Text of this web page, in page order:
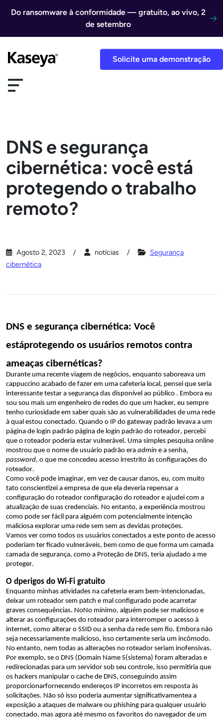
Do ransomware à conformidade — gratuito, ao vivo, 2
de setembro
Solicite uma demonstração
DNS e segurança
cibernética: você está
protegendo o trabalho
remoto?
Agosto 2, 2023 notícias
Segurança
cibernética
DNS e segurança cibernética: Você
estáprotegendo os usuários remotos contra
ameaças cibernéticas?
Durante uma recente viagem de negócios, enquanto saboreava um
cappuccino acabado de fazer em uma cafeteria local, pensei que seria
interessante testar a segurança das disponível ao público . Embora eu
sou sou mais um engenheiro de redes do que um hacker, eu sempre
tenho curiosidade em saber quais são as vulnerabilidades de uma rede
à qual estou conectado.
página de login padrão página de login padrão do roteador, percebi
que o roteador poderia estar vulnerável.
mostrou que o nome de usuário padrão era admin
password, o que me concedeu acesso irrestrito às configurações do
roteador.
Como você pode imaginar, em vez de causar danos, eu, com muito
tato conscientizei a empresa de que ela deveria repensar a
configuração do roteador configuração do roteador e ajudei
atualização de suas credenciais. No entanto, a experiência mostrou
como pode ser fácil para alguém com potencialmente intenção
maliciosa explorar uma rede sem sem as devidas proteções.
Vamos ver como todos os usuários conectados a este ponto de acesso
poderiam ter ficado vulneráveis, bem como de que forma um camada
camada de segurança, como a Proteção de DNS, teria ajudado a me
proteger.
O dperigos do Wi-Fi gratuito
Enquanto minhas atividades na cafeteria eram bem-intencionadas
deixar um roteador sem patch e mal configurado pode acarretar
graves consequências. NoNo mínimo, alguém pode
alterar as configurações do roteador para interromper o acesso à
internet, como alterar o SSID ou a senha da rede sem fio. Embora não
seja necessariamente malicioso, isso certamente seria um incômodo.
Por exemplo, se o DNS (Domain Name S(sistema) foram alteradas e
redirecionadas para um servidor sob seu controle, isso permitiria que
os hackers manipular o cache de DNS,
proporcionarfornecendo endereços IP incorretos em resposta às
solicitações. Não só isso poderia aumentar significativamentea a
exposição a ataques de malware ou phishing para qualquer usuário
conectado, mas agora até mesmo os favoritos do navegador de um